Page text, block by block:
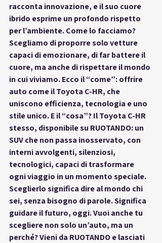
racconta innovazione, e il suo cuore
ibrido esprime un profondo rispetto
per l’ambiente. Come lo facciamo?
Scegliamo di proporre solo vetture
capaci di emozionare, di far battere il
cuore, ma anche di rispettare il mondo
in cui viviamo. Ecco il “come”: offrire
auto come il Toyota C-HR, che
uniscono efficienza, tecnologia e uno
stile unico. E il “cosa”? Il Toyota C-HR
stesso, disponibile su RUOTANDO: un
SUV che non passa inosservato, con
interni avvolgenti, silenziosi,
tecnologici, capaci di trasformare
ogni viaggio in un momento speciale.
Sceglierlo significa dire al mondo chi
sei, senza bisogno di parole. Significa
guidare il futuro, oggi. Vuoi anche tu
scegliere non solo un’auto, ma un
perché? Vieni da RUOTANDO e lasciati